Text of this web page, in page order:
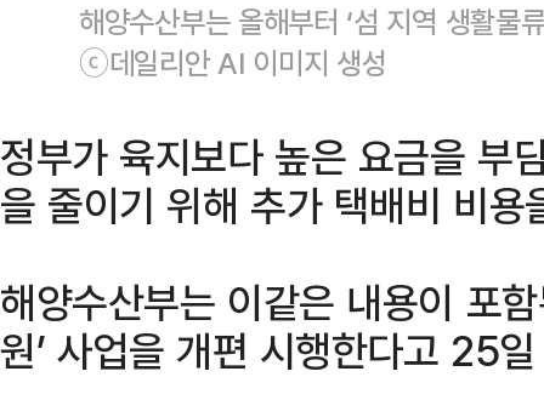
해양수산부는 올해부터 ‘섬 지역 생활물
ⓒ데일리안 AI 이미지 생성
정부가 육지보다 높은 요금을 부
을 줄이기 위해 추가 택배비 비용
해양수산부는 이같은 내용이 포
원’ 사업을 개편 시행한다고 25